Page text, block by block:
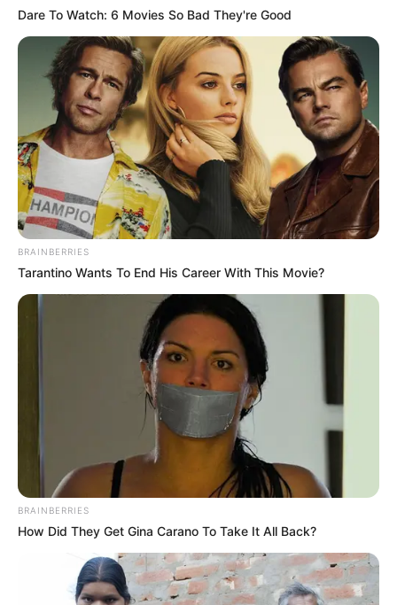
Dare To Watch: 6 Movies So Bad They're Good
BRAINBERRIES
Tarantino Wants To End His Career With This Movie?
BRAINBERRIES
How Did They Get Gina Carano To Take It All Back?